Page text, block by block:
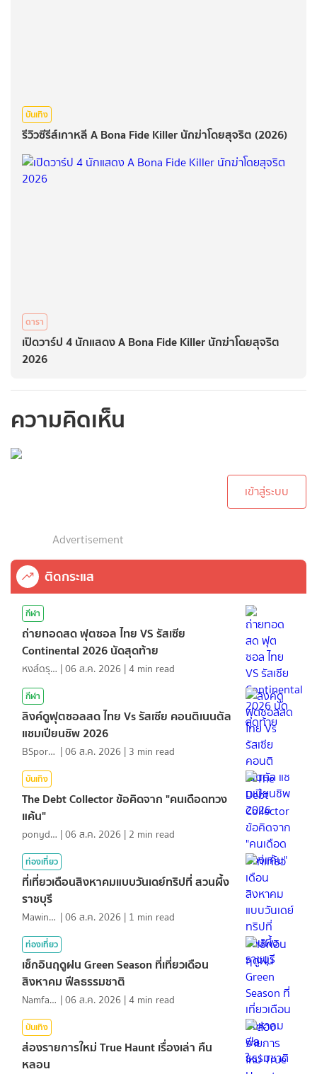
บันเทิง
รีวิวซีรีส์เกาหลี A Bona Fide Killer นักฆ่าโดยสุจริต (2026)
ดารา
เปิดวาร์ป 4 นักแสดง A Bona Fide Killer นักฆ่าโดยสุจริต
2026
ความคิดเห็น
เข้าสู่ระบบ
Advertisement
ติดกระแส
กีฬา
ถ่ายทอดสด ฟุตซอล ไทย VS รัสเซีย
Continental 2026 นัดสุดท้าย
หงส์ดรุณ |06 ส.ค. 2026 |4 min read
กีฬา
ลิงค์ดูฟุตซอลสด ไทย Vs รัสเซีย คอนติเนนตัล
แชมเปียนชิพ 2026
BSports8 |06 ส.ค. 2026 | 3 min read
บันเทิง
The Debt Collector ข้อคิดจาก "คนเดือดทวง
แค้น"
ponydiary |06 ส.ค. 2026 | 2 min read
ท่องเที่ยว
ที่เที่ยวเดือนสิงหาคมแบบวันเดย์ทริปที่ สวนผึ้ง
ราชบุรี
MawinMatravel |06 ส.ค. 2026 | 1 min read
ท่องเที่ยว
เช็กอินฤดูฝน Green Season ที่เที่ยวเดือน
สิงหาคม ฟีลธรรมชาติ
NamfahPhupha |06 ส.ค. 2026 |4 min read
บันเทิง
ส่องรายการใหม่ True Haunt เรื่องเล่า คืน
หลอน